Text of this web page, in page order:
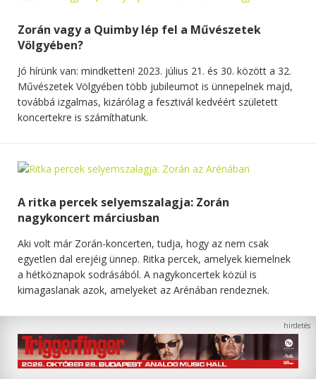
Zorán vagy a Quimby lép fel a Művészetek
Völgyében?
Jó hírünk van: mindketten! 2023. július 21. és 30. között a 32.
Művészetek Völgyében több jubileumot is ünnepelnek majd,
továbbá izgalmas, kizárólag a fesztivál kedvéért született
koncertekre is számíthatunk.
A ritka percek selyemszalagja: Zorán
nagykoncert márciusban
Aki volt már Zorán-koncerten, tudja, hogy az nem csak
egyetlen dal erejéig ünnep. Ritka percek, amelyek kiemelnek
a hétköznapok sodrásából. A nagykoncertek közül is
kimagaslanak azok, amelyeket az Arénában rendeznek.